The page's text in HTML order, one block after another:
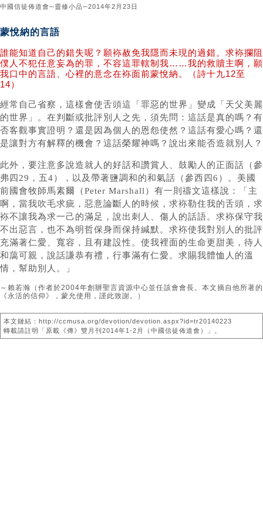
中國信徒佈道會─靈修小品─2014年2月23日
蒙悅納的言語
誰能知道自己的錯失呢？願袮赦免我隱而未現的過錯。求袮攔阻
僕人不犯任意妄為的罪，不容這罪轄制我……我的救贖主啊，願
我口中的言語、心裡的意念在袮面前蒙悅納。（詩十九12至
14）
經常自己省察，這樣會使舌頭這「罪惡的世界」變成「天父美麗
的世界」。在判斷或批評別人之先，須先問：這話是真的嗎？有
否客觀事實證明？還是因為個人的恩怨使然？這話有愛心嗎？還
是讓對方有解釋的機會？這話榮耀神嗎？說出來能否造就別人？
此外，要注意多說造就人的好話和讚賞人、鼓勵人的正面話（參
弗四29，五4），以及帶著鹽調和的和氣話（參西四6）。美國
前國會牧師馬素爾（Peter Marshall）有一則禱文這樣說：「主
啊，當我吹毛求疵，惡意論斷人的時候，求袮勒住我的舌頭，求
袮不讓我為求一己的滿足，說出刺人、傷人的話語。求袮保守我
不出惡言，也不為明哲保身而保持緘默。求袮使我對別人的批評
充滿著仁愛、寬容，且有建設性。使我裡面的生命更甜美，待人
和藹可親，說話謙恭有禮，行事滿有仁愛。求賜我體恤人的溫
情，幫助別人。」
～賴若瀚（作者於2004年創辦聖言資源中心並任該會會長。本文摘自他所著的
《永活的信仰》，蒙允使用，謹此致謝。）
本文鏈結：http://ccmusa.org/devotion/devotion.aspx?id=tr20140223
轉載請註明「原載《傳》雙月刊2014年1-2月（中國信徒佈道會）」。